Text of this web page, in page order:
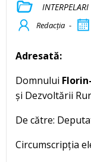
INTERPELARI
Redacția -
Adresată:
Domnului
și Dezvoltării
De către:
Circumscripția